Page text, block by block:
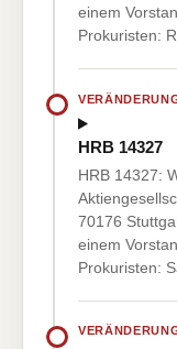
einem
Prokuristen:
HRB 14327
HRB 14327:
70176
einem
Prokuristen: